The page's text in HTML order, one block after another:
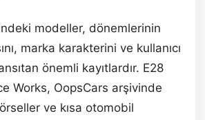
modeller, dönemlerinin
marka karakterini ve kullanıcı
önemli kayıtlardır. E28
Works, OopsCars arşivinde
ve kısa otomobil